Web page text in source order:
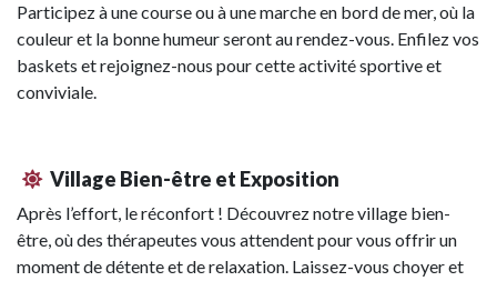
Participez à une course ou à une marche en bord de mer, où la
couleur et la bonne humeur seront au rendez-vous. Enfilez vos
baskets et rejoignez-nous pour cette activité sportive et
conviviale.
Village Bien-être et Exposition
Après l’effort, le réconfort ! Découvrez notre village bien-
être, où des thérapeutes vous attendent pour vous offrir un
moment de détente et de relaxation. Laissez-vous choyer et